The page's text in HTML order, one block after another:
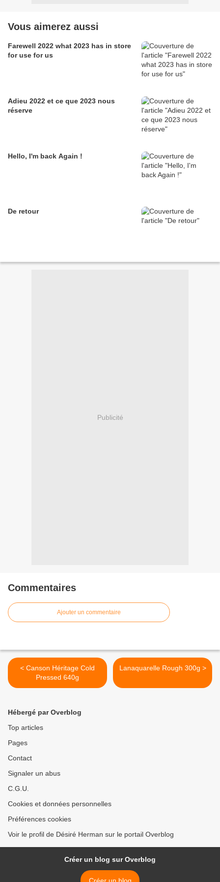
Vous aimerez aussi
Farewell 2022 what 2023 has in store
for use for us
Adieu 2022 et ce que 2023 nous
réserve
Hello, I'm back Again !
De retour
Publicité
Commentaires
Ajouter un commentaire
< Canson Héritage Cold
Pressed 640g
Lanaquarelle Rough 300g >
Hébergé par Overblog
Top articles
Pages
Contact
Signaler un abus
C.G.U.
Cookies et données personnelles
Préférences cookies
Voir le profil de Désiré Herman sur le portail Overblog
Créer un blog sur Overblog